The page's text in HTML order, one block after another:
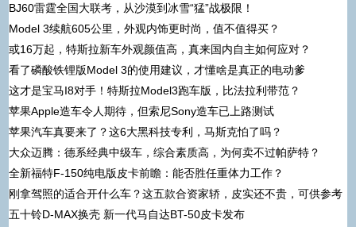
BJ60雷霆全国大联考，从沙漠到冰雪“猛”战极限！
Model 3续航605公里，外观内饰更时尚，值不值得买？
或16万起，特斯拉新车外观颜值高，真来国内自主如何应对？
看了磷酸铁锂版Model 3的使用建议，才懂啥是真正的电动爹
这才是宝马I8对手！特斯拉Model3跑车版，比法拉利带范？
苹果Apple造车令人期待，但索尼Sony造车已上路测试
苹果汽车真要来了？这6大黑科技专利，马斯克怕了吗？
大众迈腾：德系经典中级车，综合素质高，为何卖不过帕萨特？
全新福特F-150纯电版皮卡前瞻：能否胜任重体力工作？
刚拿驾照的适合开什么车？这五款合资家轿，皮实还不贵，可供参考
五十铃D-MAX换壳 新一代马自达BT-50皮卡发布